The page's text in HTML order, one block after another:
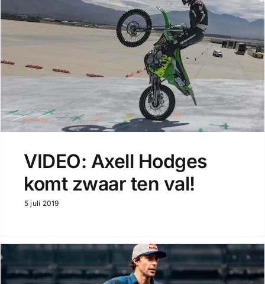
VIDEO: Axell Hodges
komt zwaar ten val!
5 juli 2019